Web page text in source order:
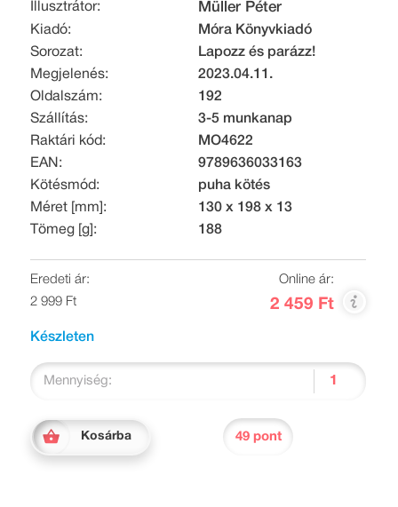
Illusztrátor:
Müller Péter
Kiadó:
Móra Könyvkiadó
Sorozat:
Lapozz és parázz!
Megjelenés:
2023.04.11.
Oldalszám:
192
Szállítás:
3-5 munkanap
Raktári kód:
MO4622
EAN:
9789636033163
Kötésmód:
puha kötés
Méret [mm]:
130 x 198 x 13
Tömeg [g]:
188
Eredeti ár:
2 999 Ft
Online ár:
2 459 Ft
Készleten
Mennyiség:
Kosárba 49 pont